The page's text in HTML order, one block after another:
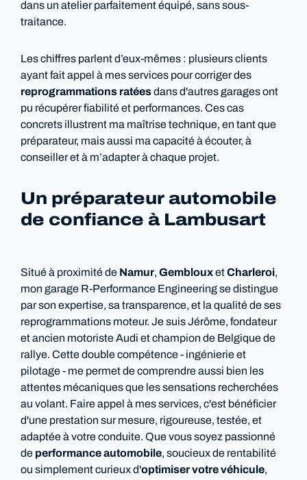
dans un atelier parfaitement équipé, sans sous-
traitance.
Les chiffres parlent d’eux-mêmes : plusieurs clients
ayant fait appel à mes services pour corriger des
reprogrammations ratéesdans d'autres garages ont
pu récupérer fiabilité et performances. Ces cas
concrets illustrent ma maîtrise technique, en tant que
préparateur, mais aussi ma capacité à écouter, à
conseiller et à m’adapter à chaque projet.
Un préparateur automobile
de confiance à Lambusart
Situé à proximité de Namur, GemblouxetCharleroi,
mon garage R-Performance Engineering se distingue
par son expertise, sa transparence, et la qualité de ses
reprogrammations moteur. Je suis Jérôme, fondateur
et ancien motoriste Audi et champion de Belgique de
rallye. Cette double compétence - ingénierie et
pilotage - me permet de comprendre aussi bien les
attentes mécaniques que les sensations recherchées
au volant. Faire appel à mes services, c'est bénéficier
d'une prestation sur mesure, rigoureuse, testée, et
adaptée à votre conduite. Que vous soyez passionné
de performance automobile, soucieux de rentabilité
ou simplement curieux d'optimiser votre véhicule,